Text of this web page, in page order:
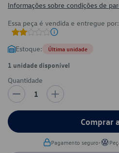
Informações sobre condições de
Essa peça é vendida e entregue por:
Estoque: Última unidade
1 unidade disponível
Quantidade
1
Comprar
Pagamento seguro•